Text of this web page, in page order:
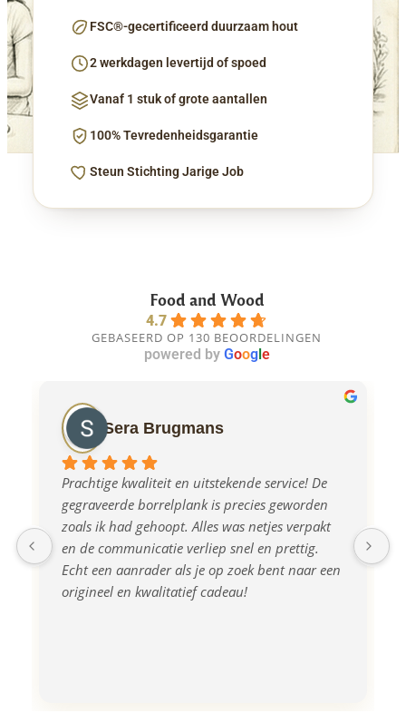
FSC®-gecertificeerd duurzaam hout
2 werkdagen levertijd of spoed
Vanaf 1 stuk of grote aantallen
100% Tevredenheidsgarantie
Steun Stichting Jarige Job
Food and Wood
4.7
GEBASEERD OP 130 BEOORDELINGEN
powered by Googl e
Sera Brugmans
Prachtige kwaliteit en uitstekende service! De
gegraveerde borrelplank is precies geworden
zoals ik had gehoopt. Alles was netjes verpakt
en de communicatie verliep snel en prettig.
Echt een aanrader als je op zoek bent naar een
origineel en kwalitatief cadeau!